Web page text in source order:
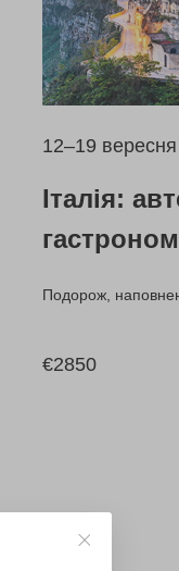
12–19
Італія:
Подорож,
€2850